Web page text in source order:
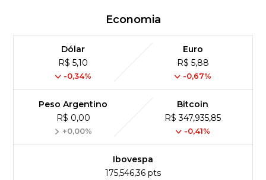
Economia
Dólar
R$ 5,10
-0,34%
Euro
R$ 5,88
-0,67%
Peso Argentino
R$ 0,00
+0,00%
Bitcoin
R$ 347,935,85
-0,41%
Ibovespa
175,546,36 pts